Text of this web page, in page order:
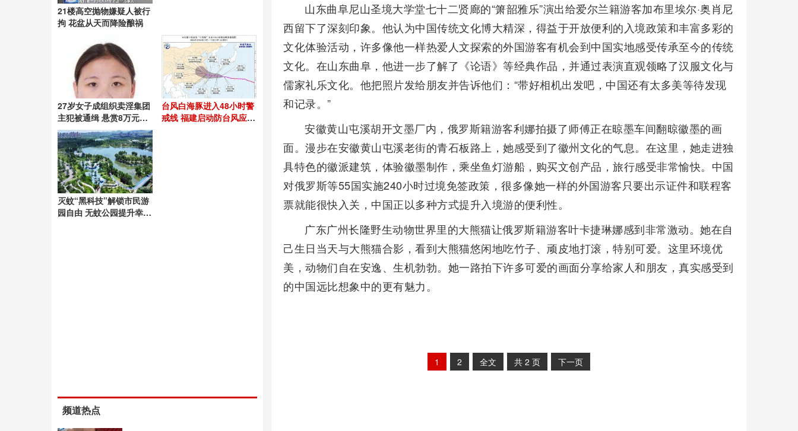
山东曲阜尼山圣境大学堂七十二贤廊的“箫韶雅乐”演出给爱尔兰籍游客加布里埃尔·奥肖尼
西留下了深刻印象。他认为中国传统文化博大精深，得益于开放便利的入境政策和丰富多彩的
文化体验活动，许多像他一样热爱人文探索的外国游客有机会到中国实地感受传承至今的传统
文化。在山东曲阜，他进一步了解了《论语》等经典作品，并通过表演直观领略了汉服文化与
儒家礼乐文化。他把照片发给朋友并告诉他们：“带好相机出发吧，中国还有太多美等待发现
和记录。”
安徽黄山屯溪胡开文墨厂内，俄罗斯籍游客利娜拍摄了师傅正在晾墨车间翻晾徽墨的画
面。漫步在安徽黄山屯溪老街的青石板路上，她感受到了徽州文化的气息。在这里，她走进独
具特色的徽派建筑，体验徽墨制作，乘坐鱼灯游船，购买文创产品，旅行感受非常愉快。中国
对俄罗斯等55国实施240小时过境免签政策，很多像她一样的外国游客只要出示证件和联程客
票就能很快入关，中国正以多种方式提升入境游的便利性。
广东广州长隆野生动物世界里的大熊猫让俄罗斯籍游客叶卡捷琳娜感到非常激动。她在自
己生日当天与大熊猫合影，看到大熊猫悠闲地吃竹子、顽皮地打滚，特别可爱。这里环境优
美，动物们自在安逸、生机勃勃。她一路拍下许多可爱的画面分享给家人和朋友，真实感受到
的中国远比想象中的更有魅力。
1 2 全文 共 2 页 下一页
21楼高空抛物嫌疑人被行
拘 花盆从天而降险酿祸
27岁女子成组织卖淫集团
主犯被通缉 悬赏8万元捉
拿
台风白海豚进入48小时警
戒线 福建启动防台风应急
灭蚊“黑科技”解锁市民游
园自由 无蚊公园提升幸福
频道热点